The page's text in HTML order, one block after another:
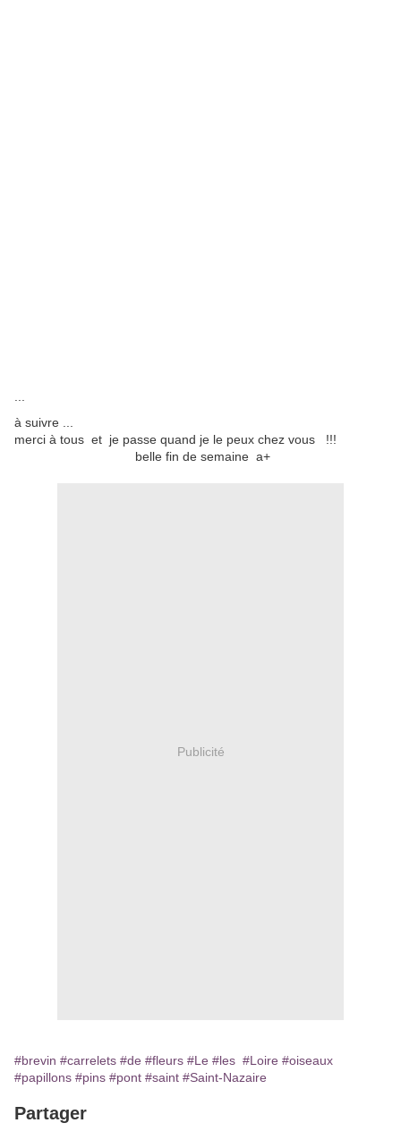
à suivre ...
merci à tous et je passe quand je le peux chez vous !!!
belle fin de semaine a+
Publicité
#brevin #carrelets #de #fleurs #Le #les #Loire #oiseaux
#papillons #pins #pont #saint #Saint-Nazaire
Partager